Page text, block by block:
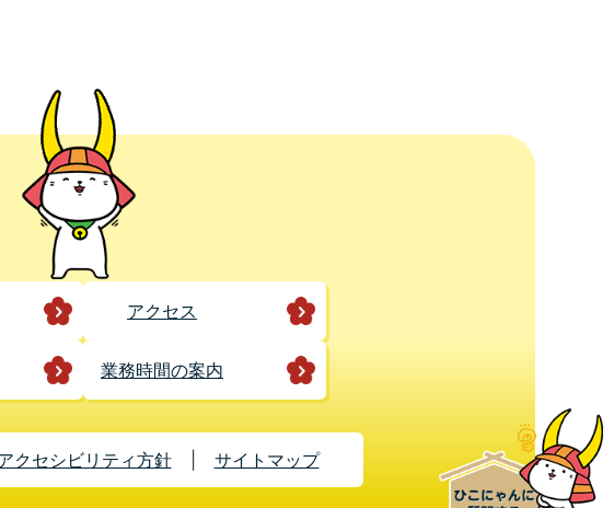
アクセス
業務時間の案内
クセシビリティ方針 サイトマップ